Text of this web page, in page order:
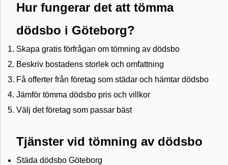
Hur fungerar det att tömma
dödsbo i Göteborg?
Skapa gratis förfrågan om tömning av dödsbo
Beskriv bostadens storlek och omfattning
Få offerter från företag som städar och hämtar dödsbo
Jämför tömma dödsbo pris och villkor
Välj det företag som passar bäst
Tjänster vid tömning av dödsbo
Städa dödsbo Göteborg